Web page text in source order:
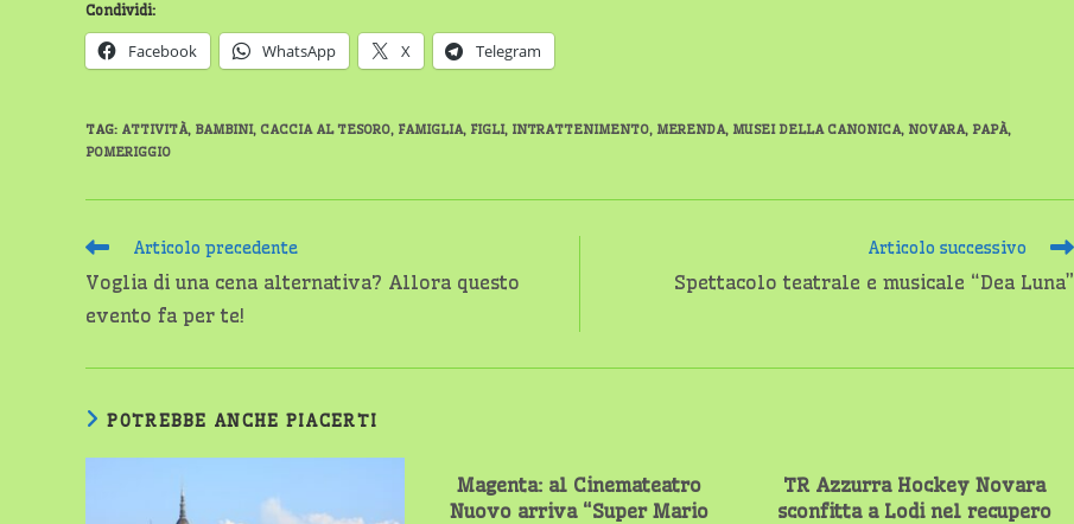
Condividi:
Facebook WhatsApp X Telegram
TAG: ATTIVITÀ, BAMBINI, CACCIA AL TESORO, FAMIGLIA, FIGLI, INTRATTENIMENTO, MERENDA, MUSEI DELLA CANONICA, NOVARA, PAPÀ,
POMERIGGIO
Leggi
articoli
Articolo precedente
Voglia di una cena alternativa? Allora questo
evento fa per te!
Articolo successivo
Spettacolo teatrale e musicale “Dea Luna”
POTREBBE ANCHE PIACERTI
Magenta: al Cinemateatro
Nuovo arriva “Super Mario
TR Azzurra Hockey Novara
sconfitta a Lodi nel recupero